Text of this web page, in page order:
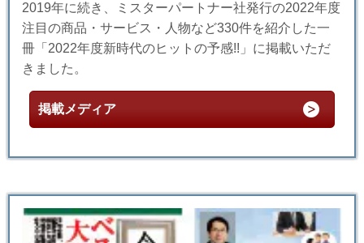
2019年に続き、ミスターパートナー社発行の2022年度
注目の商品・サービス・人物など330件を紹介した一
冊「2022年度新時代のヒットの予感!!」に掲載いただ
きました。
掲載メディア